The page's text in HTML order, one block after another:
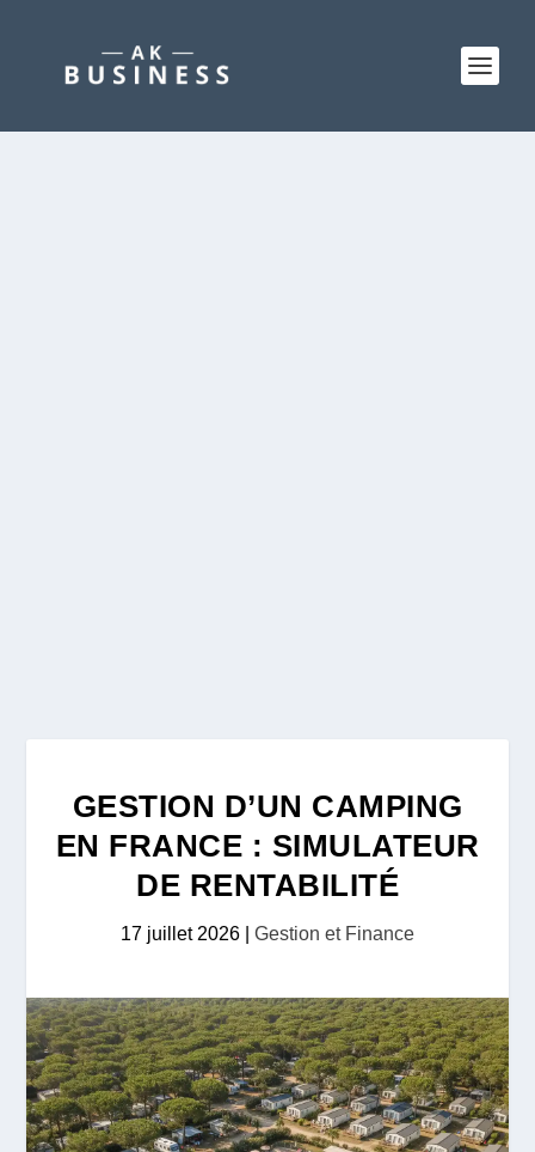
GESTION D’UN CAMPING
EN FRANCE : SIMULATEUR
DE RENTABILITÉ
17 juillet 2026 Gestion et Finance